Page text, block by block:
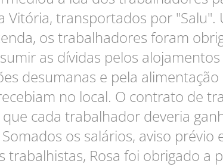
Vitória, transportados por "Salu".
os trabalhadores foram
as dívidas pelos
desumanas e pela alimentação
no local. O contrato de
que cada trabalhador deveria
os salários, aviso prévio
trabalhistas, Rosa foi obrigado a